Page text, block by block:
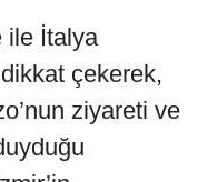
ile İtalya
çekerek,
ziyareti ve